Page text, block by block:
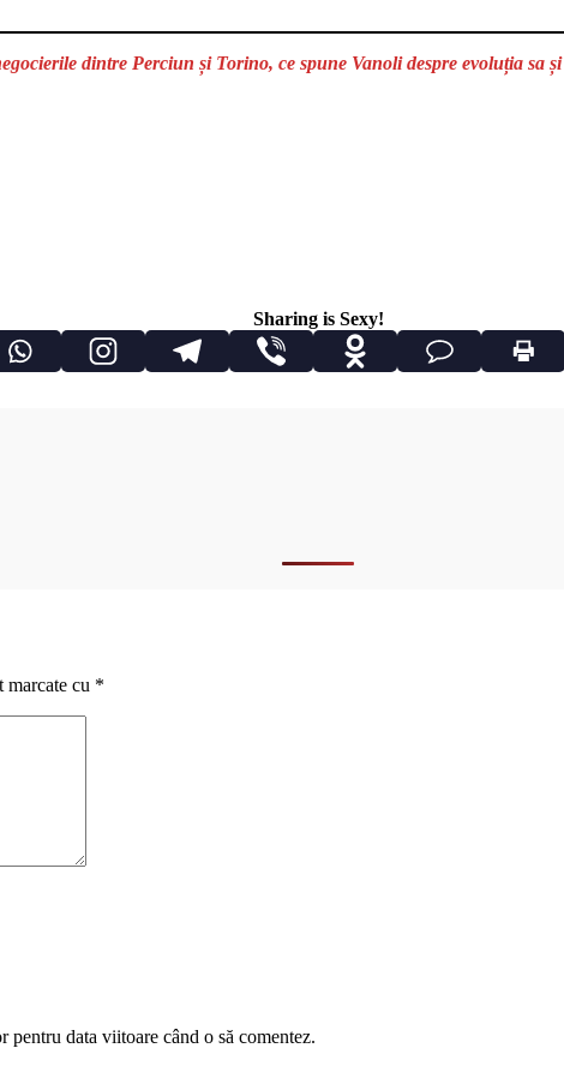
dintre Perciun și Torino, ce spune Vanoli despre evoluția sa
Sharing is Sexy!
cu *
data viitoare când o să comentez.